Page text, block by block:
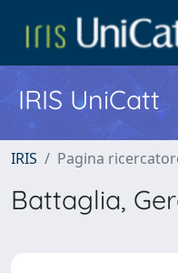
IRIS UniCatt
IRIS Pagina
Battaglia,